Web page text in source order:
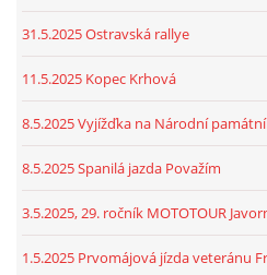
31.5.2025 Ostravská rallye
11.5.2025 Kopec Krhová
8.5.2025 Vyjížďka na Národní
8.5.2025 Spanilá jazda Považím
3.5.2025, 29. ročník MOTOTOUR
1.5.2025 Prvomájová jízda veteránu